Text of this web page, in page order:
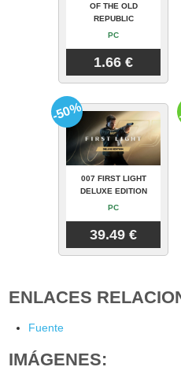
OF THE OLD
REPUBLIC
PC
1.66 €
007 FIRST LIGHT
DELUXE EDITION
PC
39.49 €
-50%
ENLACES
Fuente
IMÁGENES: